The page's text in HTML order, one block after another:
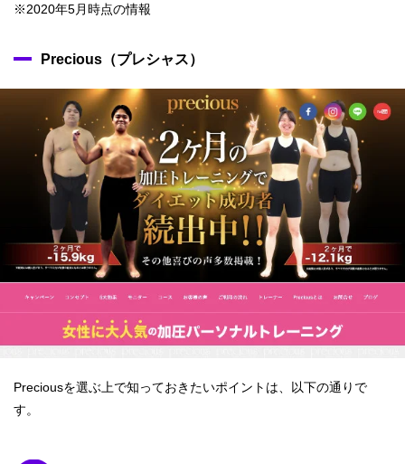
※2020年5月時点の情報
Precious（プレシャス）
Preciousを選ぶ上で知っておきたいポイントは、以下の通りで
す。